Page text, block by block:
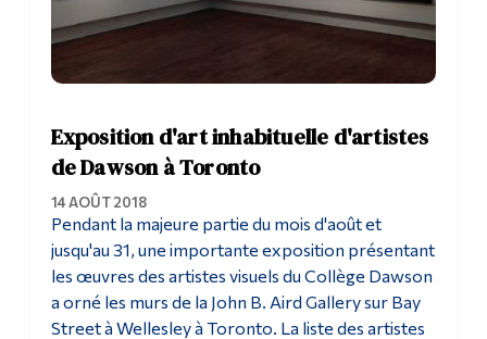
Exposition d'art inhabituelle d'artistes
de Dawson à Toronto
14 AOÛT 2018
Pendant la majeure partie du mois d'août et
jusqu'au 31, une importante exposition présentant
les œuvres des artistes visuels du Collège Dawson
a orné les murs de la John B. Aird Gallery sur Bay
Street à Wellesley à Toronto. La liste des artistes